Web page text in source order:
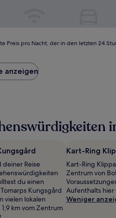
Preis pro Nacht, der in den letzten 24
anzeigen
Reise
du einen
Kungsgård
vielen lokalen
km vom Zentrum
Kart-Ring
Kart-Ring
Zentrum von
Aufenthalts hier
Weniger